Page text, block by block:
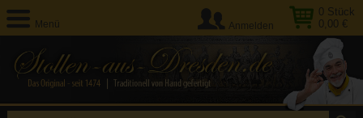
Menü
0 Stück
0,00 €
Anmelden